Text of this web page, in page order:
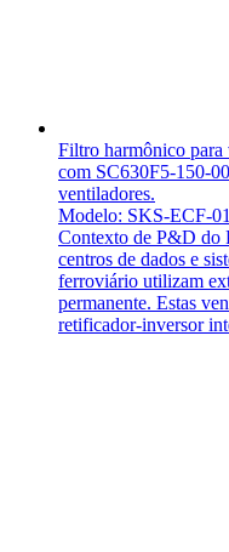
Filtro harmônico para
com SC630F5-150-
ventiladores.
Modelo: SKS-ECF-
Contexto de P&D do
centros de dados e
ferroviário utilizam
permanente. Estas
retificador-inversor